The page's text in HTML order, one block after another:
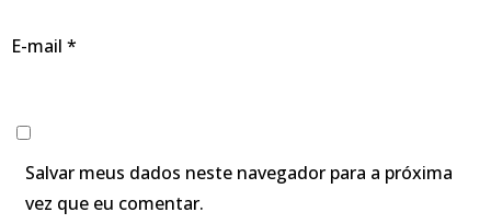
E-mail *
Salvar meus dados neste navegador para a próxima
vez que eu comentar.